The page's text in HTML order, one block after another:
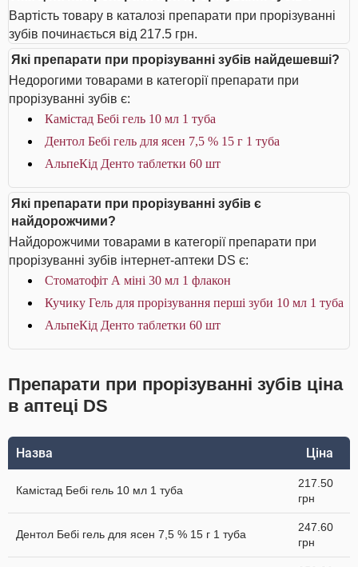
Вартість товару в каталозі препарати при прорізуванні
зубів починається від 217.5 грн.
Які препарати при прорізуванні зубів найдешевші?
Недорогими товарами в категорії препарати при
прорізуванні зубів є:
Камістад Бебі гель 10 мл 1 туба
Дентол Бебі гель для ясен 7,5 % 15 г 1 туба
АльпеКід Денто таблетки 60 шт
Які препарати при прорізуванні зубів є
найдорожчими?
Найдорожчими товарами в категорії препарати при
прорізуванні зубів інтернет-аптеки DS є:
Стоматофіт А міні 30 мл 1 флакон
Кучику Гель для прорізування перші зуби 10 мл 1 туба
АльпеКід Денто таблетки 60 шт
Препарати при прорізуванні зубів ціна
в аптеці DS
Назва Ціна
Камістад Бебі гель 10 мл 1 туба
217.50
грн
Дентол Бебі гель для ясен 7,5 % 15 г 1 туба
247.60
грн